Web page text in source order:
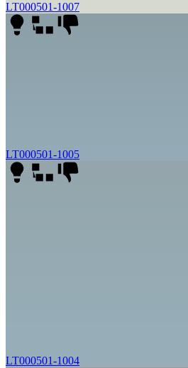
LT000501-1007
LT000501-1005
LT000501-1004